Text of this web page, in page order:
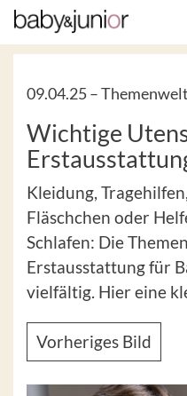
09.04.25 –Themenwelt
Wichtige
Kleidung,
Fläschchen oder
Schlafen: Die
Erstausstattung für
vielfältig. Hier eine
Vorheriges Bild